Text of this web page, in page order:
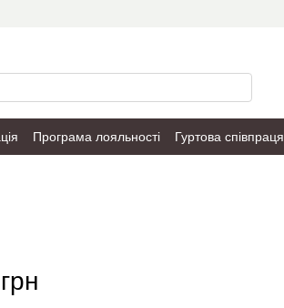
Програма лояльності Гуртова співпраця